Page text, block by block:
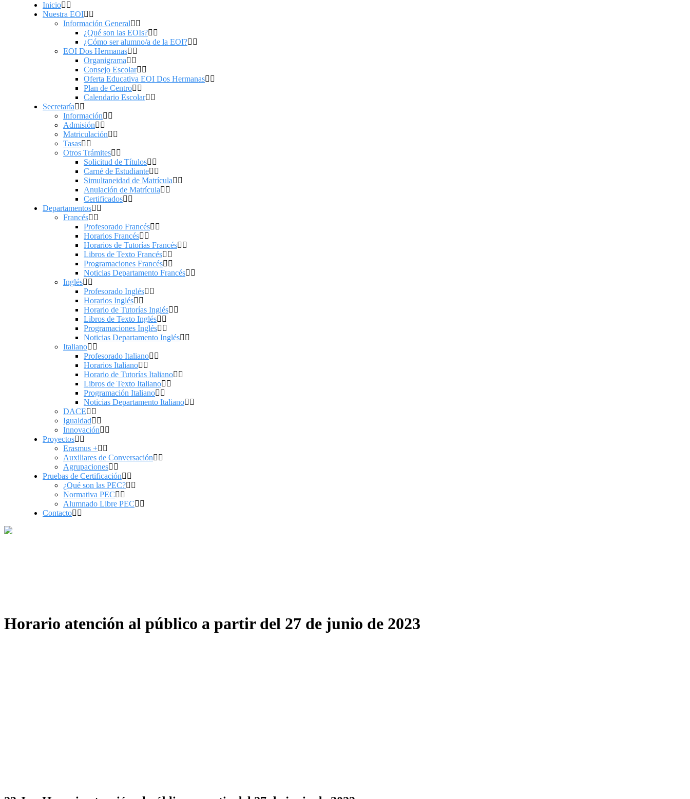
Inicio
Nuestra EOI
Información General
¿Qué son las EOIs?
¿Cómo ser alumno/a de la EOI?
EOI Dos Hermanas
Organigrama
Consejo Escolar
Oferta Educativa EOI Dos Hermanas
Plan de Centro
Calendario Escolar
Secretaría
Información
Admisión
Matriculación
Tasas
Otros Trámites
Solicitud de Títulos
Carné de Estudiante
Simultaneidad de Matrícula
Anulación de Matrícula
Certificados
Departamentos
Francés
Profesorado Francés
Horarios Francés
Horarios de Tutorías Francés
Libros de Texto Francés
Programaciones Francés
Noticias Departamento Francés
Inglés
Profesorado Inglés
Horarios Inglés
Horario de Tutorías Inglés
Libros de Texto Inglés
Programaciones Inglés
Noticias Departamento Inglés
Italiano
Profesorado Italiano
Horarios Italiano
Horario de Tutorías Italiano
Libros de Texto Italiano
Programación Italiano
Noticias Departamento Italiano
DACE
Igualdad
Innovación
Proyectos
Erasmus +
Auxiliares de Conversación
Agrupaciones
Pruebas de Certificación
¿Qué son las PEC?
Normativa PEC
Alumnado Libre PEC
Contacto
Horario atención al público a partir del 27 de junio de 2023